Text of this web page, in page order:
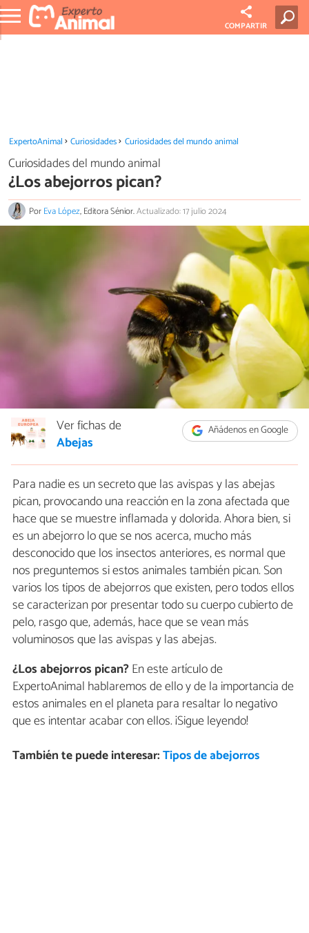
COMPARTIR
ExpertoAnimal Curiosidades Curiosidades del mundo animal
Curiosidades del mundo animal
¿Los abejorros pican?
PorEva López, Editora Sénior.Actualizado: 17 julio 2024
Añádenos en Google
Ver fichas de
Abejas
Para nadie es un secreto que las avispas y las abejas
pican, provocando una reacción en la zona afectada que
hace que se muestre inflamada y dolorida. Ahora bien, si
es un abejorro lo que se nos acerca, mucho más
desconocido que los insectos anteriores, es normal que
nos preguntemos si estos animales también pican. Son
varios los tipos de abejorros que existen, pero todos ellos
se caracterizan por presentar todo su cuerpo cubierto de
pelo, rasgo que, además, hace que se vean más
voluminosos que las avispas y las abejas.
¿Los abejorros pican?En este artículo de
ExpertoAnimal hablaremos de ello y de la importancia de
estos animales en el planeta para resaltar lo negativo
que es intentar acabar con ellos. ¡Sigue leyendo!
También te puede interesar:Tipos de abejorros